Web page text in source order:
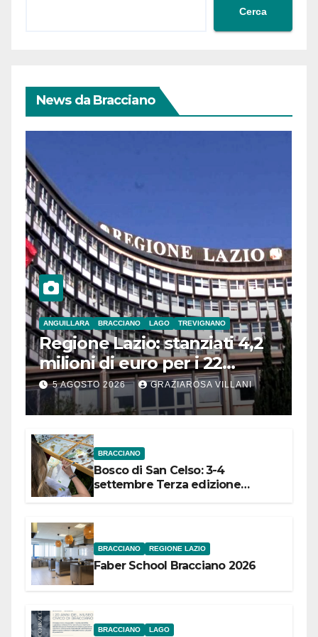
Cerca
News da Bracciano
ANGUILLARA BRACCIANO LAGO TREVIGNANO
Regione Lazio: stanziati 4,2
milioni di euro per i 22
Comuni dell’Etruria
Meridionale
5 AGOSTO 2026 GRAZIAROSA VILLANI
BRACCIANO
Bosco di San Celso: 3-4
settembre Terza edizione
BRACCIANO REGIONE LAZIO
Faber School Bracciano 2026
BRACCIANO LAGO